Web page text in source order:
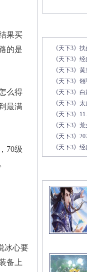
果买
的是
么得
最满
70级
冰心要
备上
《天下3》
《天下3》
《天下3》
《天下3》
《天下3》
《天下3》
《天下3》
《天下3》
《天下3》
《天下3》